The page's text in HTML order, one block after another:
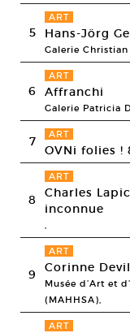
5
ART
Hans-Jörg
Galerie Christian
6
ART
Affranchi
Galerie Patricia
7 ART
OVNi folies !
8
ART
Charles
inconnue
,
9
ART
Corinne
Musée d’Art et
(MAHHSA),
ART